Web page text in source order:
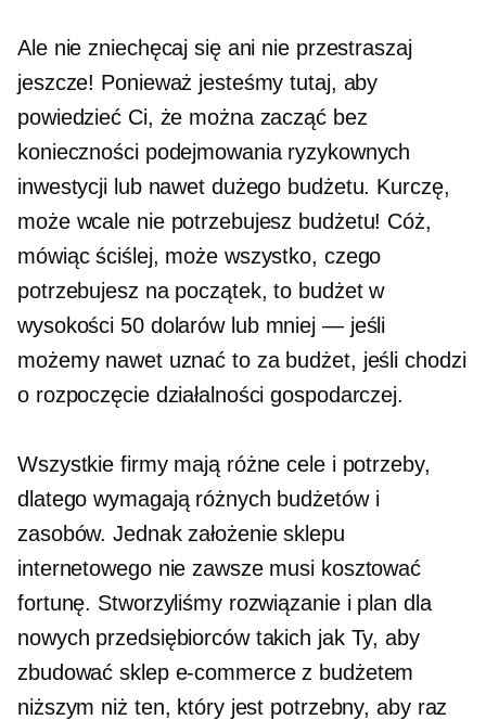
Ale nie zniechęcaj się ani nie przestraszaj
jeszcze! Ponieważ jesteśmy tutaj, aby
powiedzieć Ci, że można zacząć bez
konieczności podejmowania ryzykownych
inwestycji lub nawet dużego budżetu. Kurczę,
może wcale nie potrzebujesz budżetu! Cóż,
mówiąc ściślej, może wszystko, czego
potrzebujesz na początek, to budżet w
wysokości 50 dolarów lub mniej — jeśli
możemy nawet uznać to za budżet, jeśli chodzi
o rozpoczęcie działalności gospodarczej.
Wszystkie firmy mają różne cele i potrzeby,
dlatego wymagają różnych budżetów i
zasobów. Jednak założenie sklepu
internetowego nie zawsze musi kosztować
fortunę. Stworzyliśmy rozwiązanie i plan dla
nowych przedsiębiorców takich jak Ty, aby
zbudować sklep e-commerce z budżetem
niższym niż ten, który jest potrzebny, aby raz